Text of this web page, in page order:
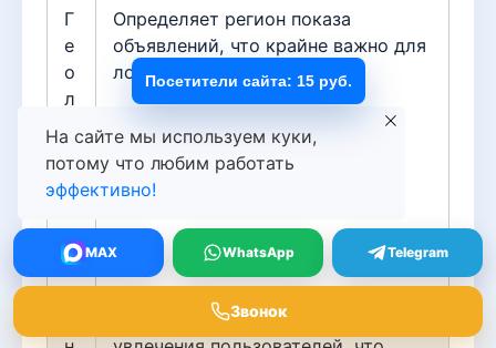
Г
е
о
л
а
ц
и
я
Определяет регион показа
объявлений, что крайне важно для
локального бизнеса.
Учитываются предпочтения и
На сайте мы используем куки,
потому что любим работать
эффективно!
MAX WhatsApp Telegram
Звонок
Посетители сайта: 15 руб.